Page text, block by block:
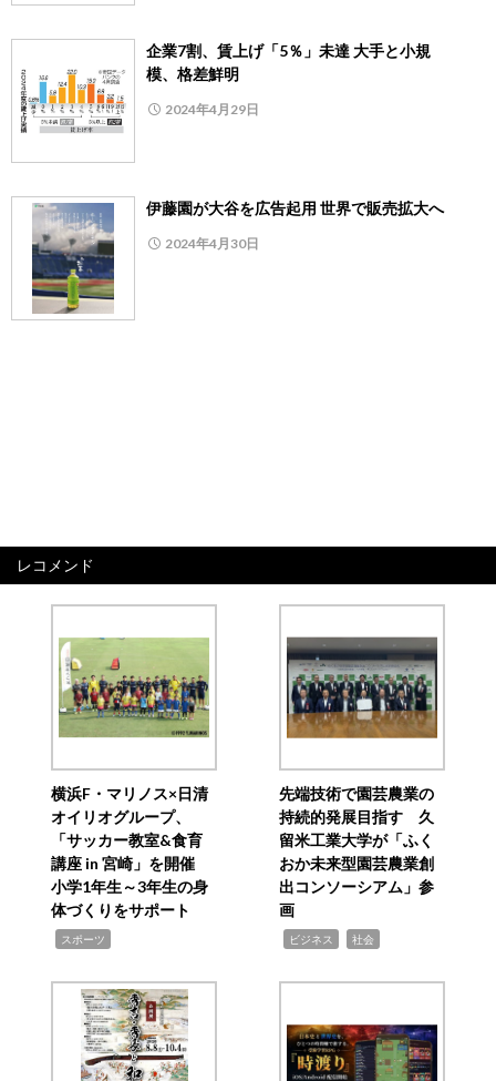
企業7割、賃上げ「5％」未達 大手と小規
模、格差鮮明
2024年4月29日
伊藤園が大谷を広告起用 世界で販売拡大へ
2024年4月30日
レコメンド
横浜F・マリノス×日清
オイリオグループ、
「サッカー教室&食育
講座 in 宮崎」を開催
小学1年生～3年生の身
体づくりをサポート
スポーツ
先端技術で園芸農業の
持続的発展目指す 久
留米工業大学が「ふく
おか未来型園芸農業創
出コンソーシアム」参
画
ビジネス 社会